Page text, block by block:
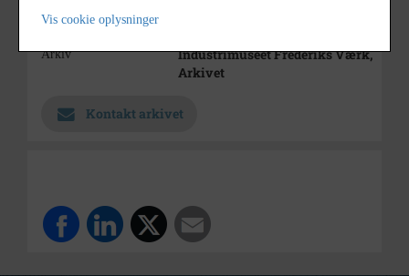
Størrelse
Arkiv
Industrimuseet Frederiks Værk,
Arkivet
Kontakt arkivet
Vis cookie oplysninger